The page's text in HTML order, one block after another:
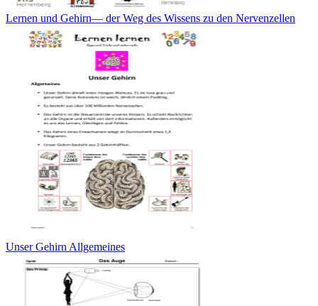
Lernen und Gehirn— der Weg des Wissens zu den Nervenzellen
Unser Gehirn Allgemeines